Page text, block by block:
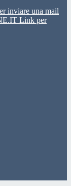
inviare una mail
Link per